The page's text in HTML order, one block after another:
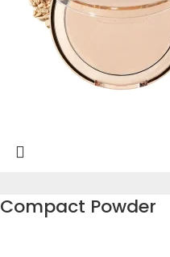
Compact Powder